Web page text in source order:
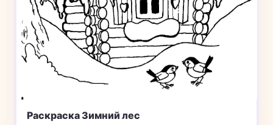
Раскраска Зимний лес